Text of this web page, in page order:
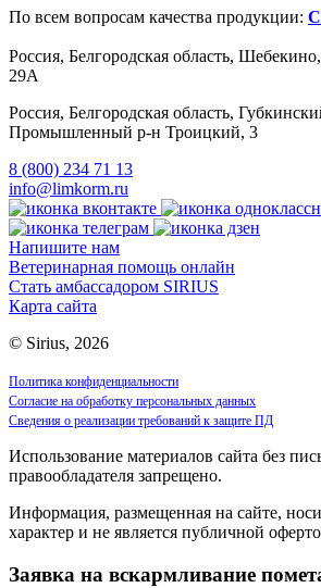
По всем вопросам качества продукции:
Россия, Белгородская область,
29А
Россия, Белгородская область,
Промышленный р-н Троицкий, 3
8 (800) 234 71 13
info@limkorm.ru
Напишите нам
Ветеринарная помощь онлайн
Стать амбассадором SIRIUS
Карта сайта
© Sirius, 2026
Политика конфиденциальности
Согласие на обработку персональных данных
Сведения о реализации требований к защите ПД
Использование материалов сайта без
правообладателя запрещено.
Информация, размещенная на сайте,
характер и не является публичной
Заявка на вскармливание